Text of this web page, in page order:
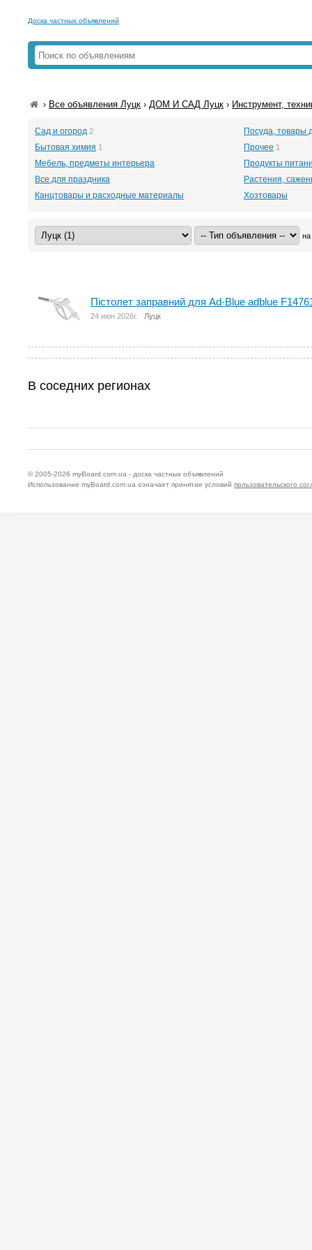
Доска частных объявлений
› Все объявления Луцк ›ДОМ И САД Луцк › Инструмент,
Сад и огород 2
Посуда, товары
Бытовая химия 1 Прочее 1
Мебель, предметы интерьера
Продукты
Все для праздника
Растения,
Канцтовары и расходные материалы
Хозтовары
на
Пістолет заправний для Ad-Blue adblue
24 июн 2026г. Луцк
В соседних регионах
© 2005-2026 myBoard.com.ua - доска частных объявлений
Использование myBoard.com.ua означает принятие условий пользовательского